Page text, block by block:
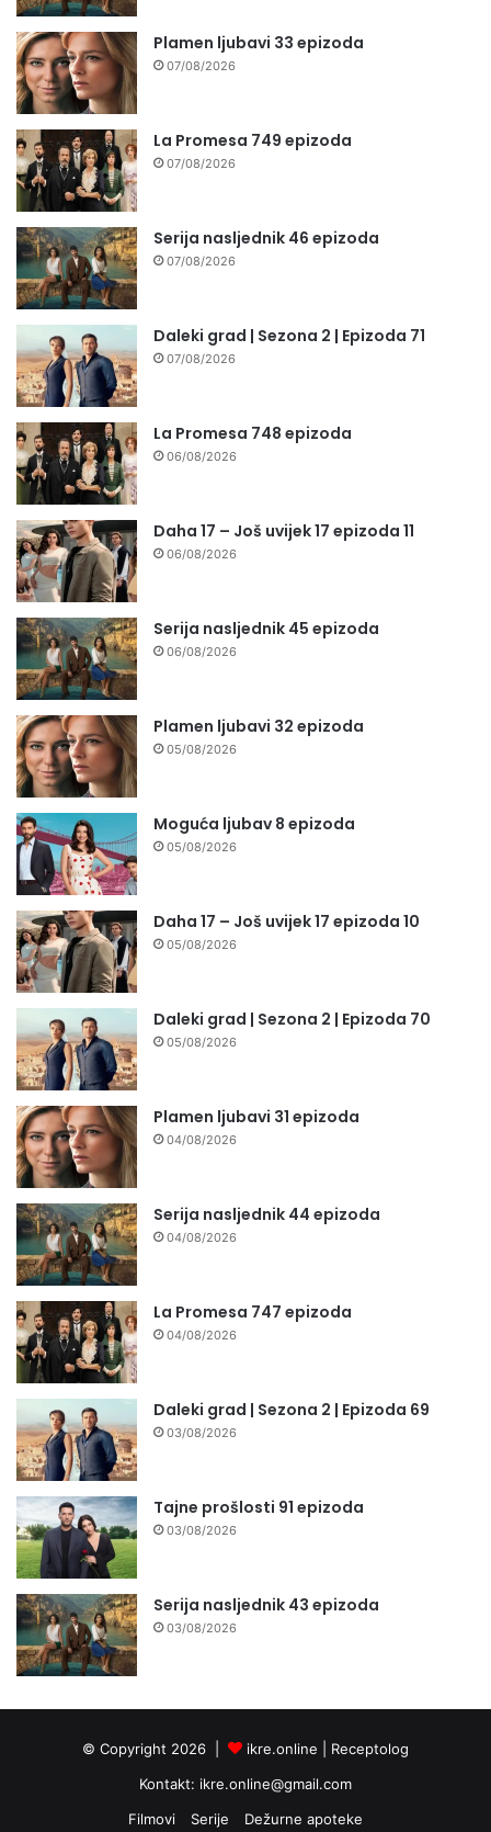
Plamen ljubavi 33 epizoda
07/08/2026
La Promesa 749 epizoda
07/08/2026
Serija nasljednik 46 epizoda
07/08/2026
Daleki grad | Sezona 2 | Epizoda 71
07/08/2026
La Promesa 748 epizoda
06/08/2026
Daha 17 – Još uvijek 17 epizoda 11
06/08/2026
Serija nasljednik 45 epizoda
06/08/2026
Plamen ljubavi 32 epizoda
05/08/2026
Moguća ljubav 8 epizoda
05/08/2026
Daha 17 – Još uvijek 17 epizoda 10
05/08/2026
Daleki grad | Sezona 2 | Epizoda 70
05/08/2026
Plamen ljubavi 31 epizoda
04/08/2026
Serija nasljednik 44 epizoda
04/08/2026
La Promesa 747 epizoda
04/08/2026
Daleki grad | Sezona 2 | Epizoda 69
03/08/2026
Tajne prošlosti 91 epizoda
03/08/2026
Serija nasljednik 43 epizoda
03/08/2026
© Copyright 2026 | ikre.online | Receptolog
Kontakt: ikre.online@gmail.com
Filmovi
Serije Dežurne apoteke